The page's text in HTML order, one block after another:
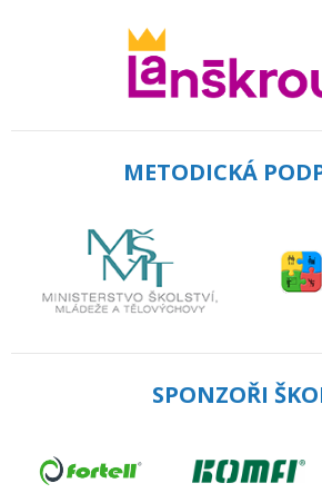
METODICKÁ
SPONZOŘI